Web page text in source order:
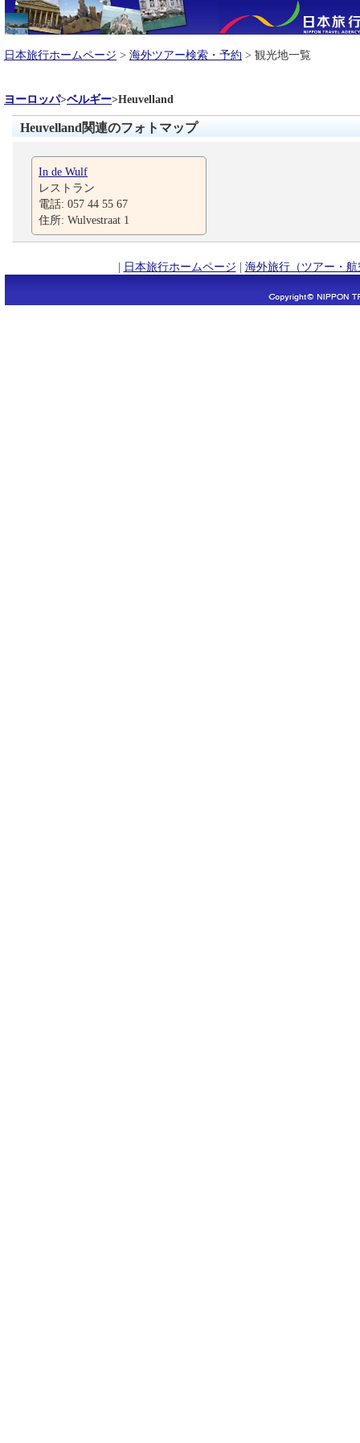
日本旅行ホームページ > 海外ツアー検索・予約 > 観光地一覧
ヨーロッパ>ベルギー>Heuvelland
Heuvelland関連のフォトマップ
In de Wulf
レストラン
電話: 057 44 55 67
住所: Wulvestraat 1
| 日本旅行ホームページ | 海外旅行（ツアー・航